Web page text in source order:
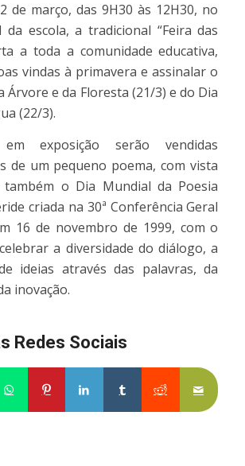
de março, das 9H30 às 12H30, no
escola, a tradicional “Feira das
a toda a comunidade educativa,
vindas à primavera e assinalar o
Árvore e da Floresta (21/3) e do Dia
(22/3).
exposição serão vendidas
de um pequeno poema, com vista
o Dia Mundial da Poesia
criada na 30ª Conferência Geral
16 de novembro de 1999, com o
a diversidade do diálogo, a
ideias através das palavras, da
inovação.
Redes Sociais